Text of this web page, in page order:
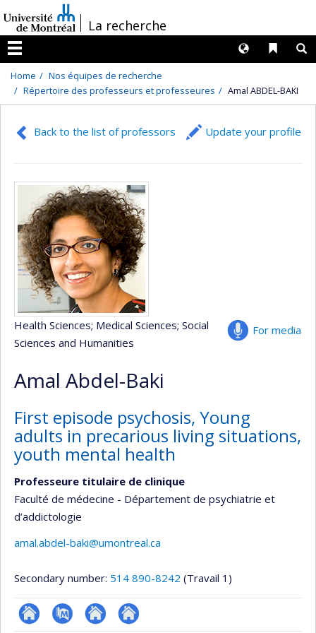
au
contenu
/La recherche
Menu
Liens
Langues
Home
Nos équipes de recherche
Répertoire des professeurs et professeures
Amal ABDEL-BAKI
Back to the list of professors Update your profile
For media
Health Sciences; Medical Sciences; Social
Sciences and Humanities
Amal Abdel-Baki
First episode psychosis, Young
adults in precarious living situations,
youth mental health
Professeure titulaire de clinique
Faculté de médecine - Département de psychiatrie et
d’addictologie
amal.abdel-baki@umontreal.ca
Secondary number: 514 890-8242 (Travail 1)